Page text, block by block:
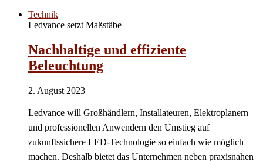
Technik
Ledvance setzt Maßstäbe
Nachhaltige und effiziente
Beleuchtung
2. August 2023
Ledvance will Großhändlern, Installateuren, Elektroplanern
und professionellen Anwendern den Umstieg auf
zukunftssichere LED-Technologie so einfach wie möglich
machen. Deshalb bietet das Unternehmen neben praxisnahen